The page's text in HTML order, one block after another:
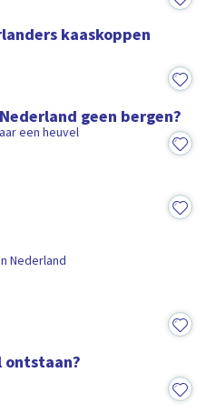
kaaskoppen
geen bergen?
een heuvel
Nederland
ontstaan?